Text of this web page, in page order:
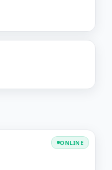
ONLINE